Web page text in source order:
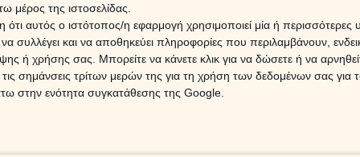
μέρος της ιστοσελίδας.
αυτός ο ιστότοπος/η εφαρμογή χρησιμοποιεί μία ή περισσότερες
συλλέγει και να αποθηκεύει πληροφορίες που περιλαμβάνουν,
ή χρήσης σας. Μπορείτε να κάνετε κλικ για να δώσετε ή να
σημάνσεις τρίτων μερών της για τη χρήση των δεδομένων σας
στην ενότητα συγκατάθεσης της Google.
τότε η Σελήνη επιδρά αρνητικά πάνω μας,
των ημερών
ημερών: με την όψη μεταξύ Δία και Ήλιου θα το
την dolce vita, αλλά θα ζήσουμε και το μοναδικό
Αισιοδοξία, ζωντάνια και ωραία διέγερση μας
16
στις